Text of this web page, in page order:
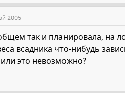
2005
так и планировала, на
всадника что-нибудь
или это невозможно?